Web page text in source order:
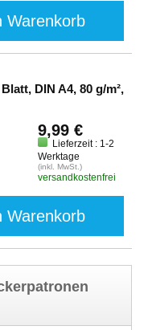
Warenkorb
DIN A4, 80 g/m²,
9,99 €
Lieferzeit : 1-2
Werktage
(inkl. MwSt.)
versandkostenfrei
Warenkorb